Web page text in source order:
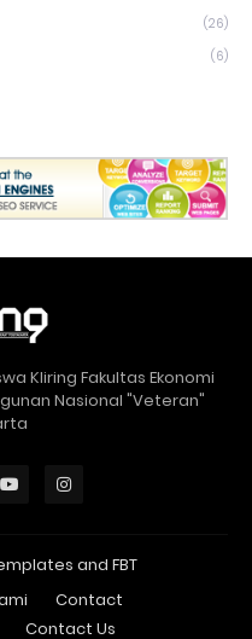
(26)
(6)
Kliring Fakultas Ekonomi
Nasional "Veteran"
and FBT
Contact
Contact Us